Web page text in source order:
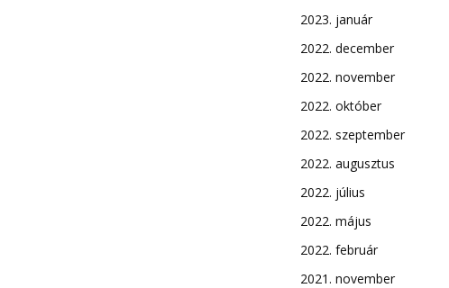
2023. január
2022. december
2022. november
2022. október
2022. szeptember
2022. augusztus
2022. július
2022. május
2022. február
2021. november